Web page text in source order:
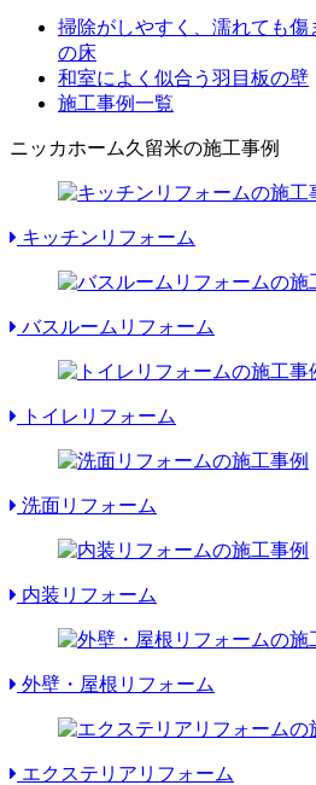
掃除がしやすく、濡れても
の床
和室によく似合う羽目板の壁
施工事例一覧
ニッカホーム久留米の施工事例
キッチンリフォーム
バスルームリフォーム
トイレリフォーム
洗面リフォーム
内装リフォーム
外壁・屋根リフォーム
エクステリアリフォーム